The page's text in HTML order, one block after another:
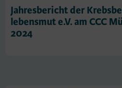
Jahresbericht der
lebensmut e.V. am CCC
2024